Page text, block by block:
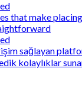
that make
sağlayan
kolaylıklar